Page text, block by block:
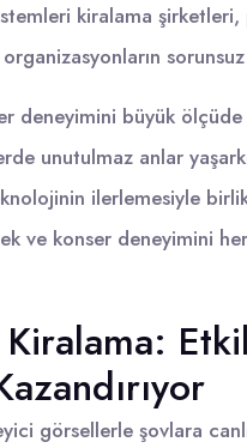
kiralama
deneyimini büyük
unutulmaz anlar
ilerlemesiyle
ve konser deneyimini
görsellerle şovlara